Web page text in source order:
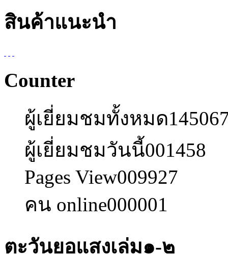
สินค้าแนะนำ
Counter
ผู้เยี่ยมชมทั้งหมด
ผู้เยี่ยมชมวันนี้001458
Pages View009927
คน online000001
ตะวันยอแสงเล่ม๑-๒